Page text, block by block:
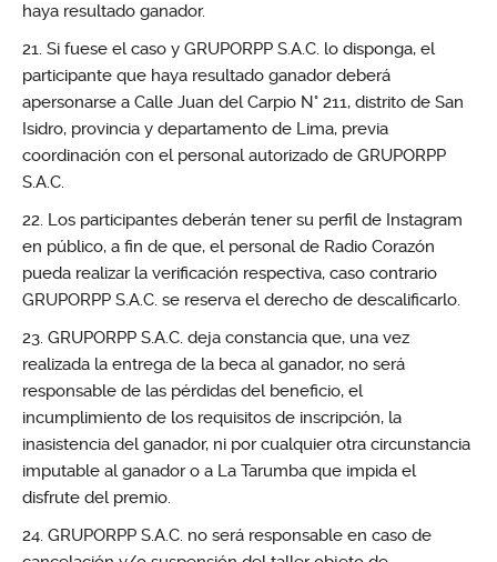
haya resultado ganador.
Si fuese el caso y GRUPORPP S.A.C. lo disponga, el
participante que haya resultado ganador deberá
apersonarse a Calle Juan del Carpio N° 211, distrito de San
Isidro, provincia y departamento de Lima, previa
coordinación con el personal autorizado de GRUPORPP
S.A.C.
Los participantes deberán tener su perfil de Instagram
en público, a fin de que, el personal de Radio Corazón
pueda realizar la verificación respectiva, caso contrario
GRUPORPP S.A.C. se reserva el derecho de descalificarlo.
GRUPORPP S.A.C. deja constancia que, una vez
realizada la entrega de la beca al ganador, no será
responsable de las pérdidas del beneficio, el
incumplimiento de los requisitos de inscripción, la
inasistencia del ganador, ni por cualquier otra circunstancia
imputable al ganador o a La Tarumba que impida el
disfrute del premio.
GRUPORPP S.A.C. no será responsable en caso de